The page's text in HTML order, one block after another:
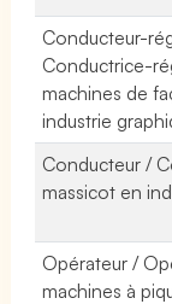
Conducteur-
Conductrice-
machines de
industrie
Conducteur /
massicot en
Opérateur /
machines à